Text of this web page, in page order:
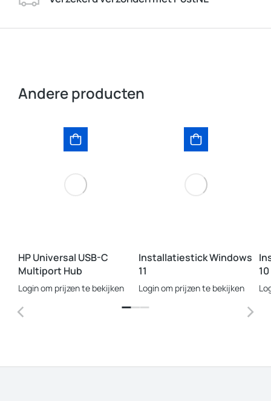
Andere producten
HP Universal USB-C
Multiport Hub
Login om prijzen te bekijken
Installatiestick Windows
11
Login om prijzen te bekijken
10